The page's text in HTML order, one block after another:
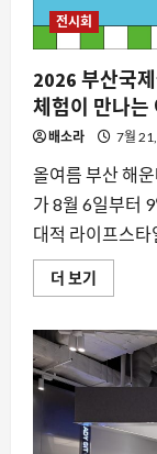
서
반
인
과
반
려
동
의
여
름
축
제
가
시
됩
다
에
대
해
더
어
보
전시회
2026 부산국
체험이 만나는
배소라 7월
올여름 부산 해
가 8월 6일부터
대적 라이프스타
더 보기
부
제
불
교
박
힙